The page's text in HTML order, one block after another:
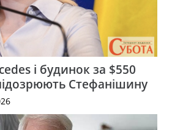
і будинок за $550
Стефанішину